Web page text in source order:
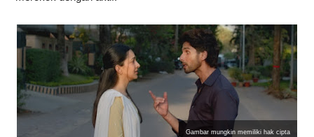
Gambar mungkin memiliki hak cipta